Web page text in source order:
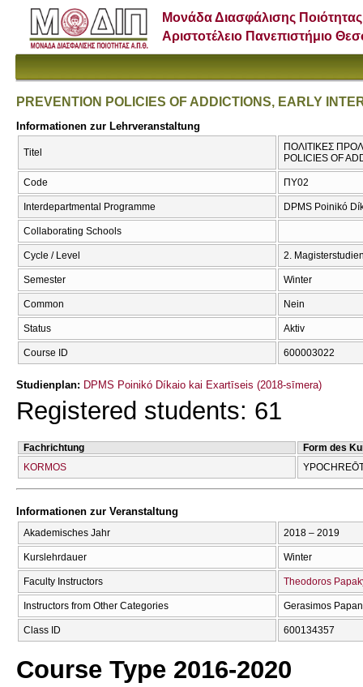
Μονάδα Διασφάλισης Ποιότητας
Αριστοτέλειο Πανεπιστήμιο
PREVENTION POLICIES OF ADDICTIONS, EARLY
Informationen zur Lehrveranstaltung
Titel
ΠΟΛΙΤΙΚΕΣ
POLICIES OF
Code ΠΥ02
Interdepartmental Programme DPMS Poinikó
Collaborating Schools
Cycle / Level 2.
Semester Winter
Common Nein
Status Aktiv
Course ID 600003022
Studienplan: DPMS Poinikó Díkaio kai Exartīseis (2018-sīmera)
Registered students: 61
Fachrichtung
Form des
KORMOS
Informationen zur Veranstaltung
Akademisches Jahr 2018 – 2019
Kurslehrdauer Winter
Faculty Instructors Theodoros
Instructors from Other Categories Gerasimos
Class ID 600134357
Course Type 2016-2020